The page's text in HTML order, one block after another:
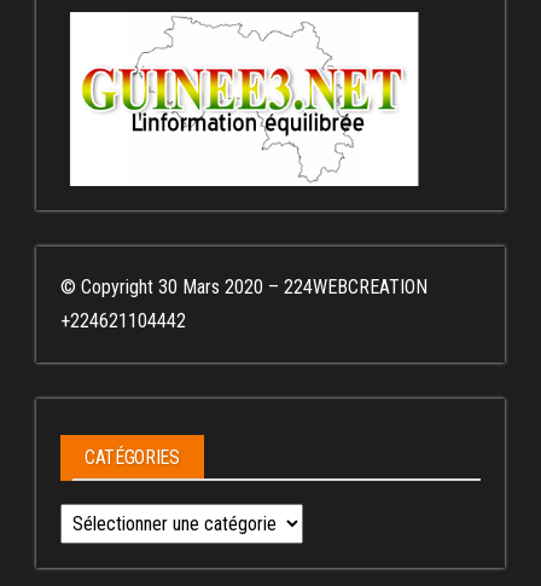
© Copyright 30 Mars 2020 – 224WEBCREATION
+224621104442
CATÉGORIES
Catégories